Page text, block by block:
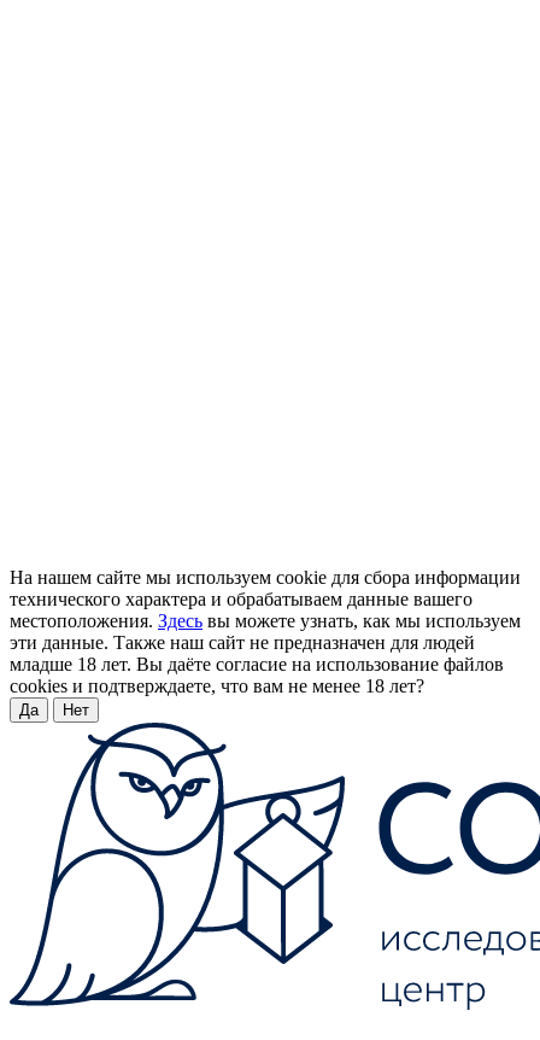
На нашем сайте мы используем cookie для сбора информации
технического характера и обрабатываем данные вашего
местоположения. Здесь вы можете узнать, как мы используем
эти данные. Также наш сайт не предназначен для людей
младше 18 лет. Вы даёте согласие на использование файлов
cookies и подтверждаете, что вам не менее 18 лет?
Да Нет